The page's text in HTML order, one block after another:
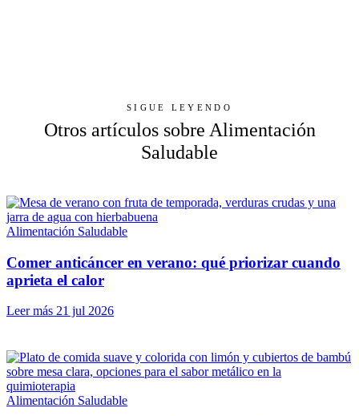
SIGUE LEYENDO
Otros artículos sobre Alimentación
Saludable
Alimentación Saludable
Comer anticáncer en verano: qué priorizar cuando
aprieta el calor
Leer más 21 jul 2026
Alimentación Saludable